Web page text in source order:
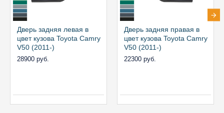
Дверь задняя левая в
цвет кузова Toyota Camry
V50 (2011-)
28900 руб.
Дверь задняя правая в
цвет кузова Toyota Camry
V50 (2011-)
22300 руб.